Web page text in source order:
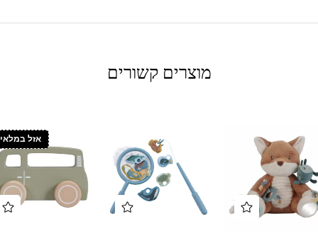
מוצרים קשורים
אזל במלאי